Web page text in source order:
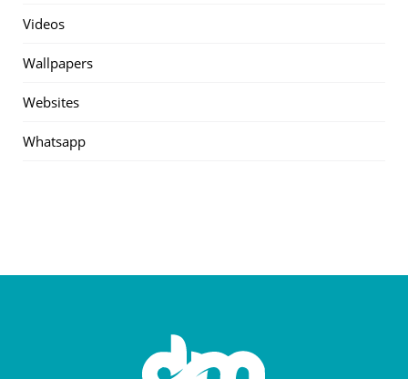
Videos
Wallpapers
Websites
Whatsapp